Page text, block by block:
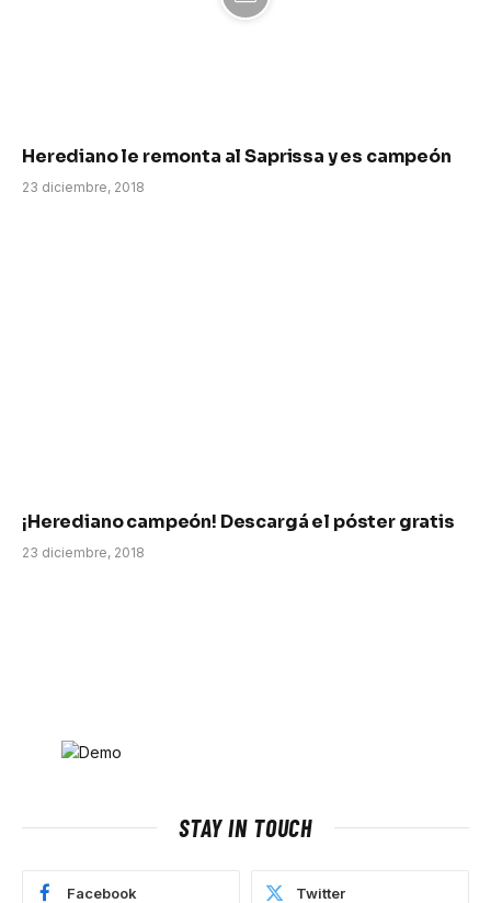
Herediano le remonta al Saprissa y es campeón
23 diciembre, 2018
¡Herediano campeón! Descargá el póster gratis
23 diciembre, 2018
STAY IN TOUCH
Facebook Twitter